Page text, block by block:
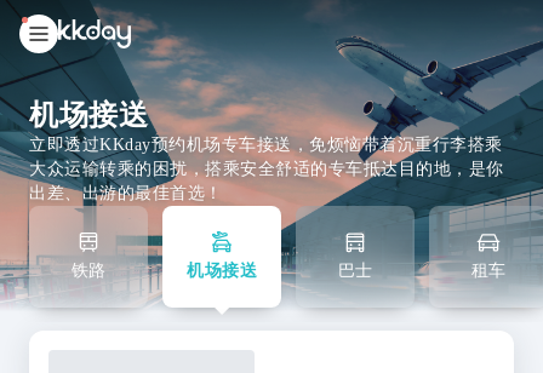
unread
notifications
机场接送
立即透过KKday预约机场专车接送，免烦恼带着沉重行李搭乘
大众运输转乘的困扰，搭乘安全舒适的专车抵达目的地，是你
出差、出游的最佳首选！
铁路 机场接送 巴士 租车